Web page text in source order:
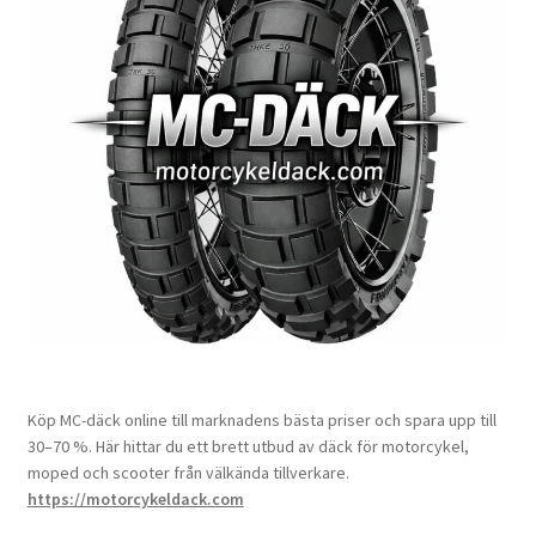
Köp MC-däck online till marknadens bästa priser och spara upp till
30–70 %. Här hittar du ett brett utbud av däck för motorcykel,
moped och scooter från välkända tillverkare.
https://motorcykeldack.com